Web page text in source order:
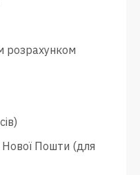
розрахунком
Нової Пошти (для